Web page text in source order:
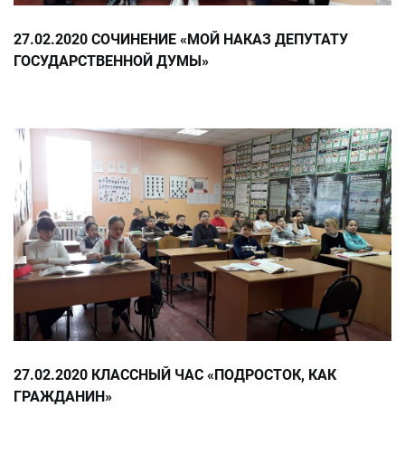
27.02.2020 СОЧИНЕНИЕ «МОЙ НАКАЗ ДЕПУТАТУ
ГОСУДАРСТВЕННОЙ ДУМЫ»
27.02.2020 КЛАССНЫЙ ЧАС «ПОДРОСТОК, КАК
ГРАЖДАНИН»